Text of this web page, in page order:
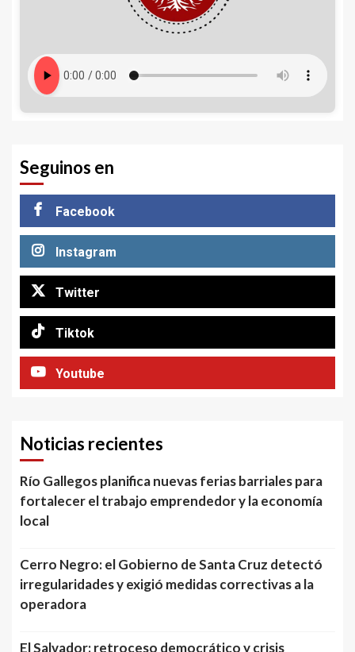
Seguinos en
Facebook
Instagram
Twitter
Tiktok
Youtube
Noticias recientes
Río Gallegos planifica nuevas ferias barriales para
fortalecer el trabajo emprendedor y la economía
local
Cerro Negro: el Gobierno de Santa Cruz detectó
irregularidades y exigió medidas correctivas a la
operadora
El Salvador: retroceso democrático y crisis